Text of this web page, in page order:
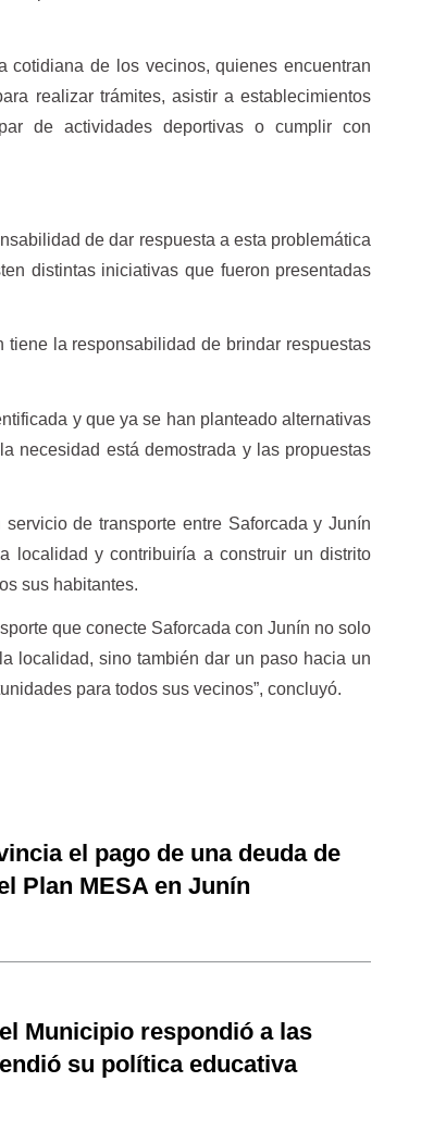
cotidiana de los vecinos, quienes encuentran
realizar trámites, asistir a establecimientos
de actividades deportivas o cumplir con
de dar respuesta a esta problemática
distintas iniciativas que fueron presentadas
la responsabilidad de brindar respuestas
y que ya se han planteado alternativas
necesidad está demostrada y las propuestas
de transporte entre Saforcada y Junín
localidad y contribuiría a construir un distrito
sus habitantes.
que conecte Saforcada con Junín no solo
localidad, sino también dar un paso hacia un
para todos sus vecinos”, concluyó.
el pago de una deuda de
Plan MESA en Junín
Municipio respondió a las
su política educativa